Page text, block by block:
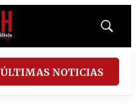
Mostrar
ÚLTIMAS NOTICIAS